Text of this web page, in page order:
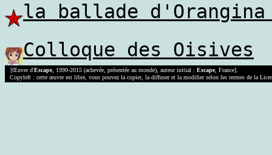
la ballade
Colloque des Oisives
[Œuvre d'Escape, 1990-2015 (achevée, présentée au monde), auteur initial :Escape, France].
Copyleft : cette œuvre est libre, vous pouvez la copier, la diffuser et la modifier selon les termes de la